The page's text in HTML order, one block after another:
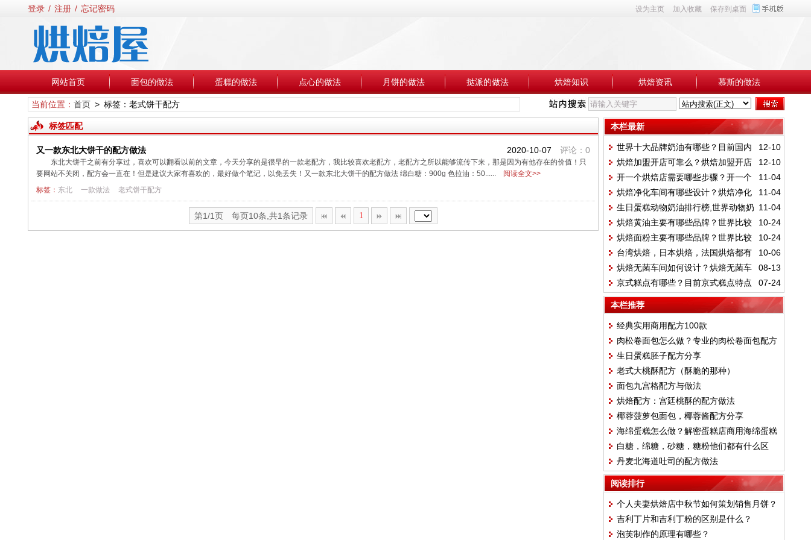
登录 / 注册 / 忘记密码 设为主页 加入收藏 保存到桌面
网站首页 面包的做法 蛋糕的做法 点心的做法 月饼的做法 挞派的做法 烘焙知识 烘焙资讯 慕斯的做法
当前位置： 首页> 标签：老式饼干配方
标签匹配
2020-10-07 评论：0
又一款东北大饼干的配方做法
东北大饼干之前有分享过，喜欢可以翻看以前的文章，今天分享的是很早的一款老配方，我比较喜欢老配方，老配方之所以能够流传下来，那是因为有他存在的价值！只
要网站不关闭，配方会一直在！但是建议大家有喜欢的，最好做个笔记，以免丢失！又一款东北大饼干的配方做法 绵白糖：900g 色拉油：50......
阅读全文>>
标签： 东北 一款做法 老式饼干配方
第1/1页 每页10条,共1条记录 1
本栏最新
12-10
世界十大品牌奶油有哪些？目前国内
使用最多的奶油品牌有哪些？
12-10
烘焙加盟开店可靠么？烘焙加盟开店
有哪些骗局？
11-04
开一个烘焙店需要哪些步骤？开一个
烘焙店需要多少成本？
11-04
烘焙净化车间有哪些设计？烘焙净化
车间的标准有哪些？
11-04
生日蛋糕动物奶油排行榜,世界动物奶
油品牌有哪些？
10-24
烘焙黄油主要有哪些品牌？世界比较
知名的烘焙黄油有哪些？
10-24
烘焙面粉主要有哪些品牌？世界比较
知名的烘焙面粉有哪些？
10-06
台湾烘焙，日本烘焙，法国烘焙都有
哪些特点？
08-13
烘焙无菌车间如何设计？烘焙无菌车
间的除菌流程有哪些？
07-24
京式糕点有哪些？目前京式糕点特点
是什么？
本栏推荐
经典实用商用配方100款
肉松卷面包怎么做？专业的肉松卷面包配方
分享
生日蛋糕胚子配方分享
老式大桃酥配方（酥脆的那种）
面包九宫格配方与做法
烘焙配方：宫廷桃酥的配方做法
椰蓉菠萝包面包，椰蓉酱配方分享
海绵蛋糕怎么做？解密蛋糕店商用海绵蛋糕
配方
白糖，绵糖，砂糖，糖粉他们都有什么区
别？
丹麦北海道吐司的配方做法
阅读排行
个人夫妻烘焙店中秋节如何策划销售月饼？
吉利丁片和吉利丁粉的区别是什么？
泡芙制作的原理有哪些？